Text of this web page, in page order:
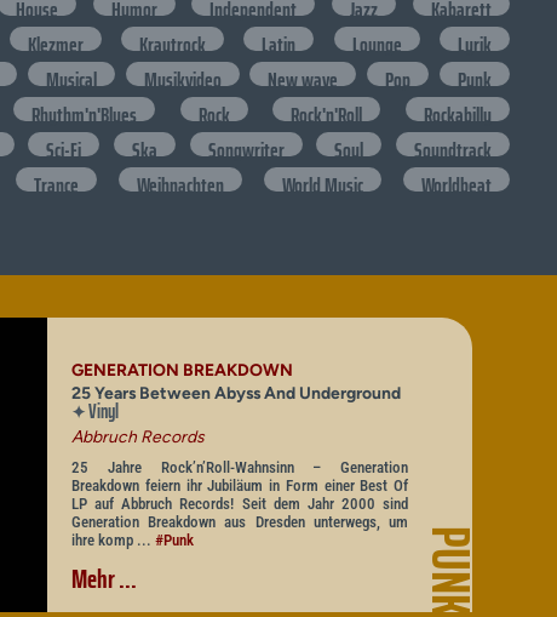
House Humor Independent Jazz
Kabarett
Klezmer Krautrock Latin Lounge
Lyrik
Musical Musikvideo New wave Pop
Punk
Rhythm'n'Blues Rock Rock'n'Roll
Rockabilly
Sci-Fi Ska Songwriter Soul
Soundtrack
Trance Weihnachten World Music
Worldbeat
PUNK
GENERATION BREAKDOWN
25 Years Between Abyss And Underground
✦Vinyl
Abbruch Records
25 Jahre Rock’n’Roll-Wahnsinn – Generation
Breakdown feiern ihr Jubiläum in Form einer Best Of
LP auf Abbruch Records! Seit dem Jahr 2000 sind
Generation Breakdown aus Dresden unterwegs, um
ihre komp ... #Punk
Mehr ...